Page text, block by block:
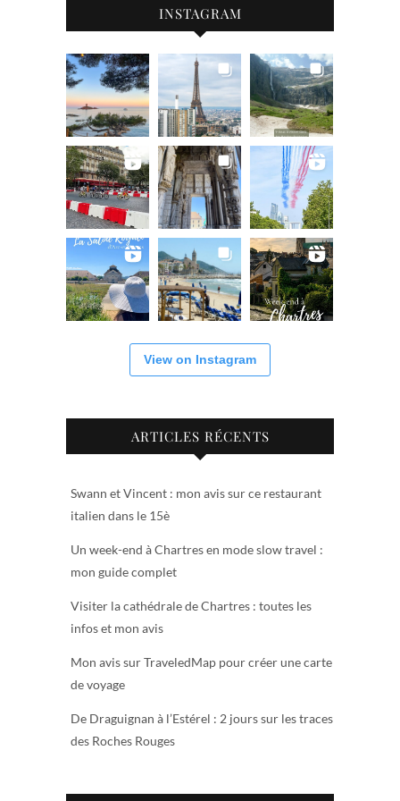
INSTAGRAM
View on Instagram
ARTICLES RÉCENTS
Swann et Vincent : mon avis sur ce restaurant
italien dans le 15è
Un week-end à Chartres en mode slow travel :
mon guide complet
Visiter la cathédrale de Chartres : toutes les
infos et mon avis
Mon avis sur TraveledMap pour créer une carte
de voyage
De Draguignan à l’Estérel : 2 jours sur les traces
des Roches Rouges